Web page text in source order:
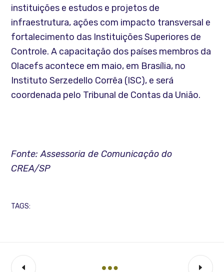
instituições e estudos e projetos de
infraestrutura, ações com impacto transversal e
fortalecimento das Instituições Superiores de
Controle. A capacitação dos países membros da
Olacefs acontece em maio, em Brasília, no
Instituto Serzedello Corrêa (ISC), e será
coordenada pelo Tribunal de Contas da União.
Fonte: Assessoria de Comunicação do
CREA/SP
TAGS: